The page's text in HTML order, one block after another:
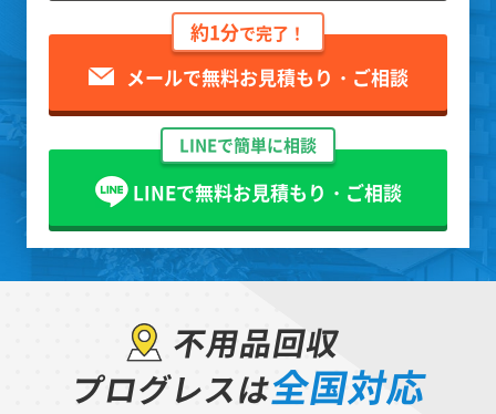
約1分で完了！
メールで無料お見積もり・ご相談
LINEで簡単に相談
LINEで無料お見積もり・ご相談
不用品回収
プログレスは全国対応